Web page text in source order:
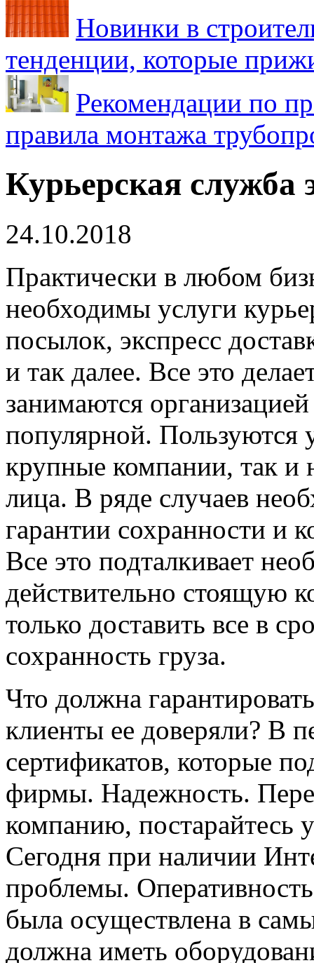
Новинки в
тенденции, которые
Рекомендации по
правила монтажа
Курьерская служба
24.10.2018
Практически в любом
необходимы услуги
посылок, экспресс
и так далее. Все это
занимаются
популярной. Пользуются
крупные компании, так
лица. В ряде случаев
гарантии сохранности и
Все это подталкивает
действительно стоящую
только доставить все в
сохранность груза.
Что должна
клиенты ее доверяли? В
сертификатов, которые
фирмы. Надежность.
компанию, постарайтесь
Сегодня при наличии
проблемы.
была осуществлена в
должна иметь